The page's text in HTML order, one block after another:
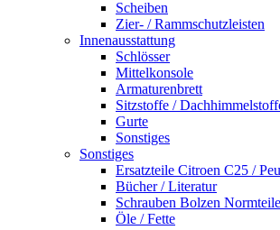
Scheiben
Zier- / Rammschutzleisten
Innenausstattung
Schlösser
Mittelkonsole
Armaturenbrett
Sitzstoffe /
Gurte
Sonstiges
Sonstiges
Ersatzteile Citroen C25 /
Bücher / Literatur
Schrauben Bolzen
Öle / Fette